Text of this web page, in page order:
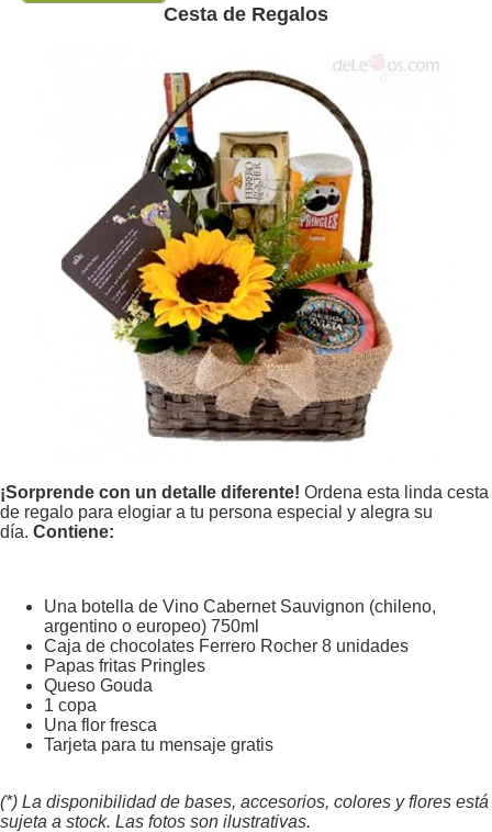
Cesta de Regalos
¡Sorprende con un detalle diferente! Ordena esta linda cesta
de regalo para elogiar a tu persona especial y alegra su
día. Contiene:
Una botella de Vino Cabernet Sauvignon (chileno,
argentino o europeo) 750ml
Caja de chocolates Ferrero Rocher 8 unidades
Papas fritas Pringles
Queso Gouda
1 copa
Una flor fresca
Tarjeta para tu mensaje gratis
(*) La disponibilidad de bases, accesorios, colores y flores está
sujeta a stock. Las fotos son ilustrativas.